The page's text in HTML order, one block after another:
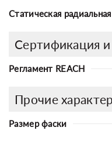
Статическая
Сертификация
Регламент REACH
Прочие
Размер фаски